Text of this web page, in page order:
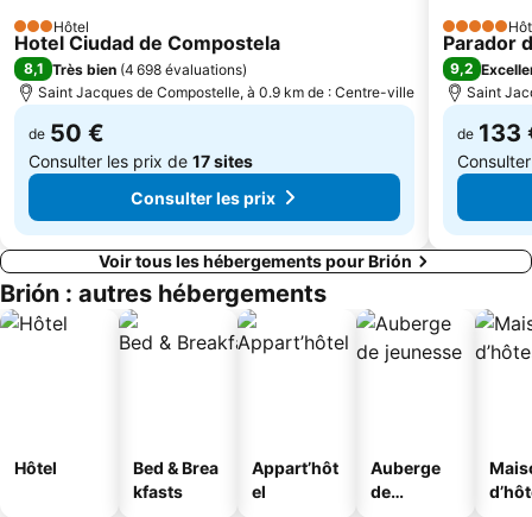
3 Étoiles
Hôtel
Hotel Ciudad de Compostela
8,1 Très bien (4 698 évaluations)
Saint Jacques de Compostelle, à 0.9 km de : Centre-ville
de 50 €
Consulter les prix de 17 sites
Consulter les prix
5 Étoiles
Parador
9,2
Saint
de 133
Voir tous les hébergements pour Brión
Brión : autres hébergements
Hôtel
Bed & Brea
kfasts
Appart’hôt
el
Auberge
de